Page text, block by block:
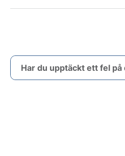
Har du upptäckt ett fel på